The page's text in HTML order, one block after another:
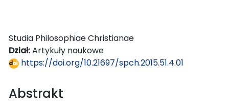
Studia Philosophiae Christianae
Dział:Artykuły naukowe
https://doi.org/10.21697/spch.2015.51.4.01
Abstrakt